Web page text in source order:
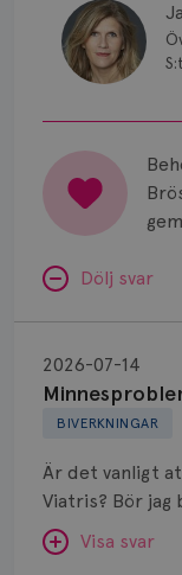
Dölj svar
BIVERKNINGAR
2026-07-14
Är det vanligt
Viatris?
Visa svar
Letrozol
Viatris?